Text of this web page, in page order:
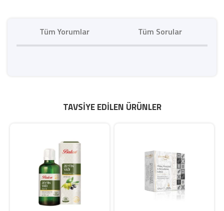
Tüm Yorumlar Tüm Sorular
TAVSIYE EDILEN ÜRÜNLER